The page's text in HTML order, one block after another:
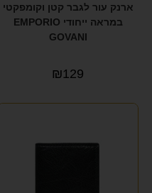
ארנק עור לגבר קטן וקומפקטי
במראה ייחודי EMPORIO
GOVANI
₪129